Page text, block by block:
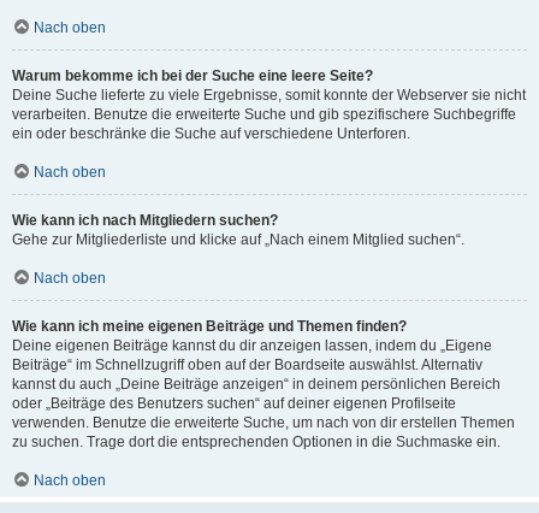
Nach oben
Warum bekomme ich bei der Suche eine leere Seite?
Deine Suche lieferte zu viele Ergebnisse, somit konnte der Webserver sie nicht
verarbeiten. Benutze die erweiterte Suche und gib spezifischere Suchbegriffe
ein oder beschränke die Suche auf verschiedene Unterforen.
Nach oben
Wie kann ich nach Mitgliedern suchen?
Gehe zur Mitgliederliste und klicke auf „Nach einem Mitglied suchen“.
Nach oben
Wie kann ich meine eigenen Beiträge und Themen finden?
Deine eigenen Beiträge kannst du dir anzeigen lassen, indem du „Eigene
Beiträge“ im Schnellzugriff oben auf der Boardseite auswählst. Alternativ
kannst du auch „Deine Beiträge anzeigen“ in deinem persönlichen Bereich
oder „Beiträge des Benutzers suchen“ auf deiner eigenen Profilseite
verwenden. Benutze die erweiterte Suche, um nach von dir erstellen Themen
zu suchen. Trage dort die entsprechenden Optionen in die Suchmaske ein.
Nach oben